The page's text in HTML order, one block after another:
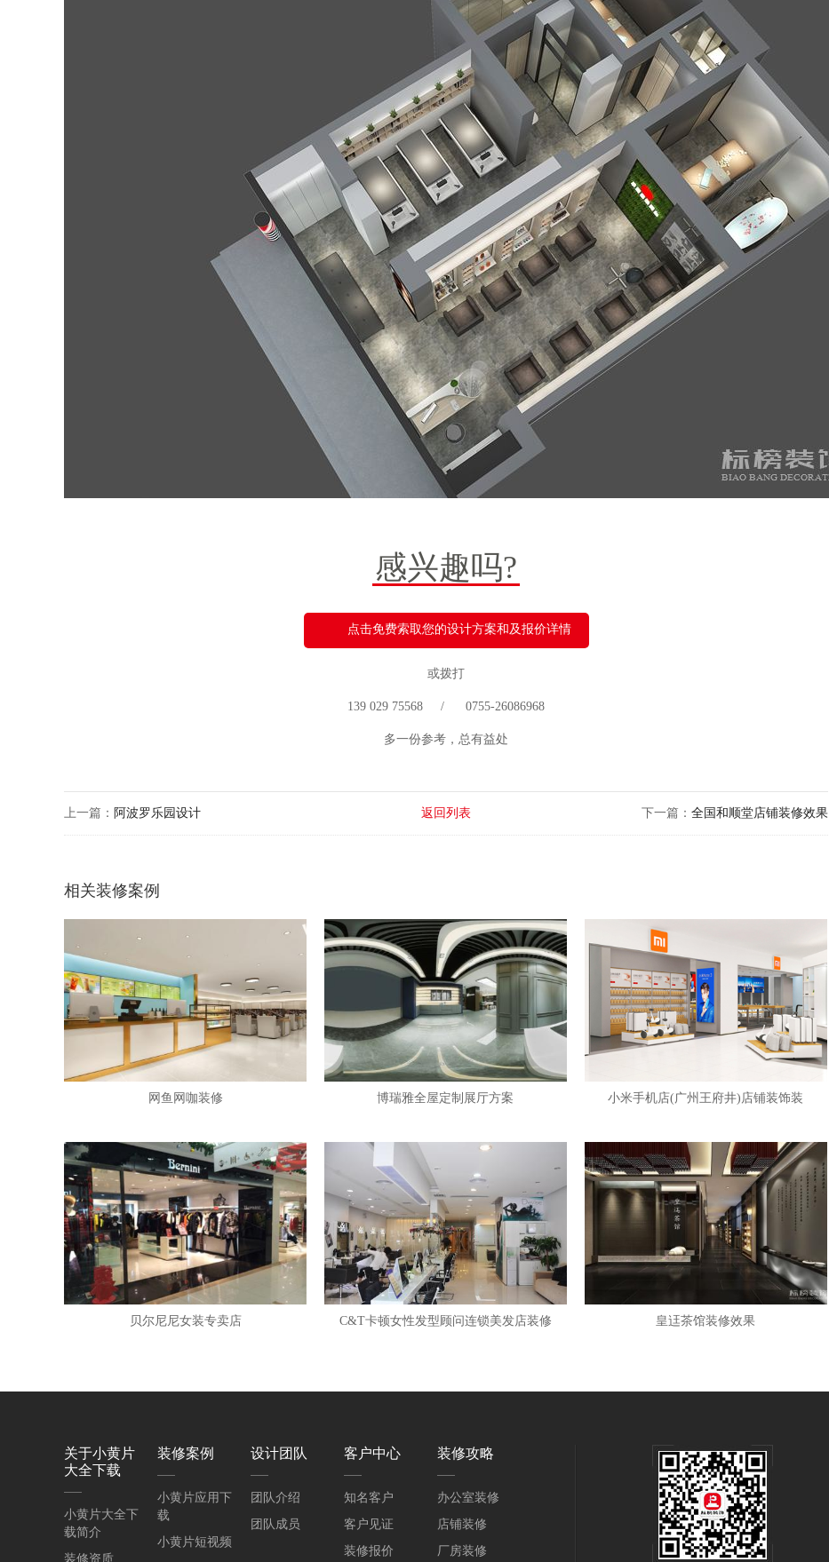
感兴趣吗?
点击免费索取您的设计方案和及报价详情
或拨打
139 029 75568 / 0755-26086968
多一份参考，总有益处
上一篇： 阿波罗乐园设计 下一篇： 全国和顺堂店铺装修效果
返回列表
相关装修案例
网鱼网咖装修 博瑞雅全屋定制展厅方案 小米手机店(广州王府井)店铺装饰装
贝尔尼尼女装专卖店 C&T卡顿女性发型顾问连锁美发店装修 皇迋茶馆装修效果
关于小黄片
大全下载
小黄片大全下
载简介
装修资质
装修案例
小黄片应用下
载
小黄片短视频
设计团队
团队介绍
团队成员
客户中心
知名客户
客户见证
装修报价
装修攻略
办公室装修
店铺装修
厂房装修